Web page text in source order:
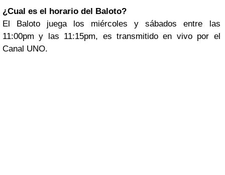
¿Cual es el horario del Baloto?
El Baloto juega los miércoles y sábados entre las
11:00pm y las 11:15pm, es transmitido en vivo por el
Canal UNO.